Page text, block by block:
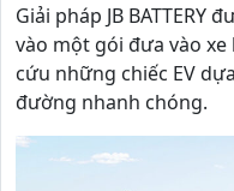
Giải pháp JB
vào một gói đưa vào xe
cứu những chiếc EV
đường nhanh chóng.